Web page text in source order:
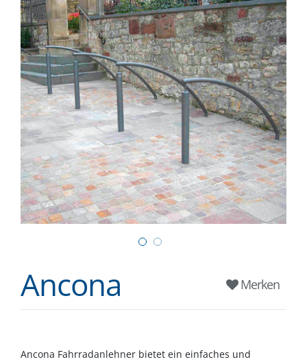
Ancona Merken
Ancona Fahrradanlehner bietet ein einfaches und